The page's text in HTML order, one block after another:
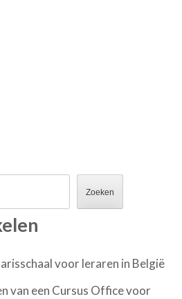
Zoeken
voor leraren in België
van een Cursus Office voor